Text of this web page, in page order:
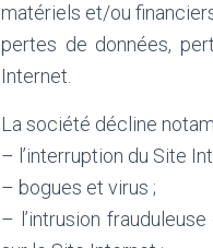
matériels et/ou
pertes de données,
Internet.
La société décline
– l’interruption du Site
– bogues et virus ;
– l’intrusion